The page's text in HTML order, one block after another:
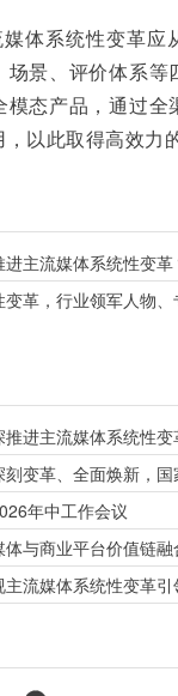
媒体系统性变革应
景、评价体系等
模态产品，通过全
以此取得高效力的
媒体系统性变革？中宣部
行业领军人物、专家学者
系统性变革，中央广播电视总台
面焕新，国家广电总局召开广播电
年中工作会议
与商业平台价值链
流媒体系统性变革引